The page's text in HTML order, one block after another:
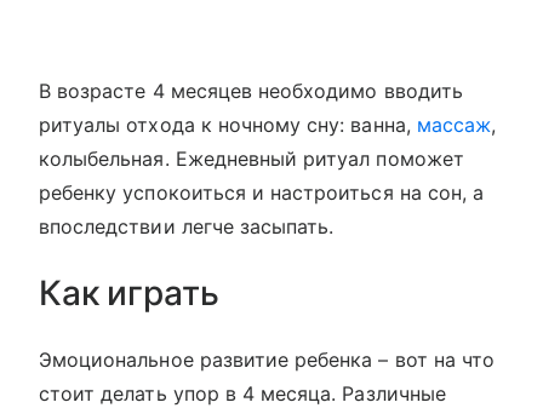
В возрасте 4 месяцев необходимо вводить
ритуалы отхода к ночному сну: ванна, массаж,
колыбельная. Ежедневный ритуал поможет
ребенку успокоиться и настроиться на сон, а
впоследствии легче засыпать.
Как играть
Эмоциональное развитие ребенка – вот на что
стоит делать упор в 4 месяца. Различные